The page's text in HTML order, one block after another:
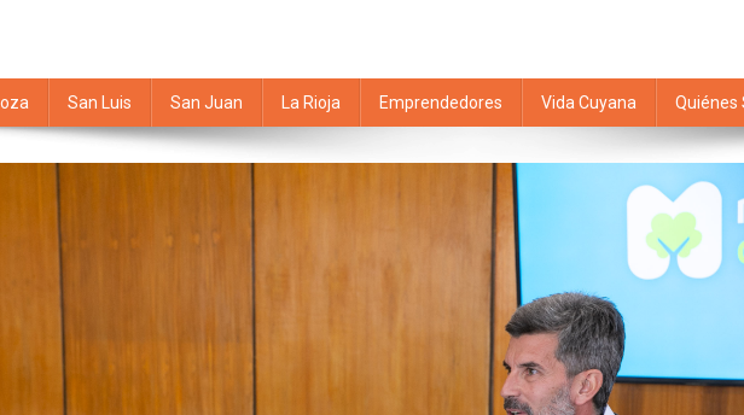
San Luis San Juan La Rioja Emprendedores Vida Cuyana Quiénes